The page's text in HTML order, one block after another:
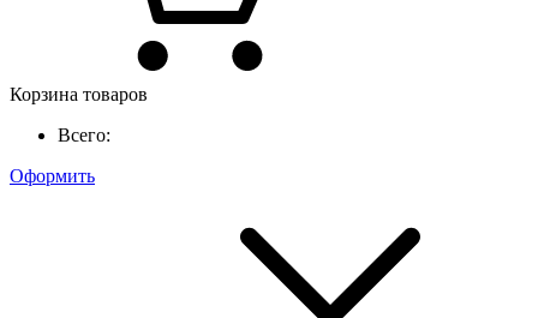
Корзина товаров
Всего:
Оформить